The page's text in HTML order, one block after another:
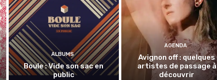
ALBUMS
Boule : Vide son sac en
public
AGENDA
Avignon off : quelques
artistes de passage à
découvrir